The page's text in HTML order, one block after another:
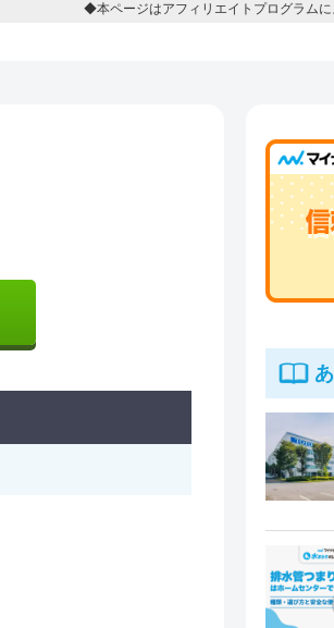
◆本ページはアフィリエイトプログラムに